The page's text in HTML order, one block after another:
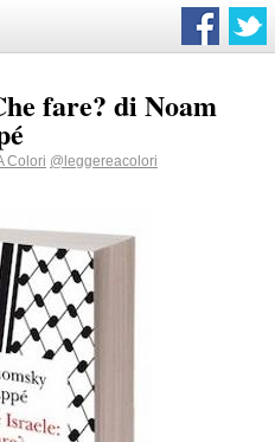
fare? di Noam
Colori @leggereacolori